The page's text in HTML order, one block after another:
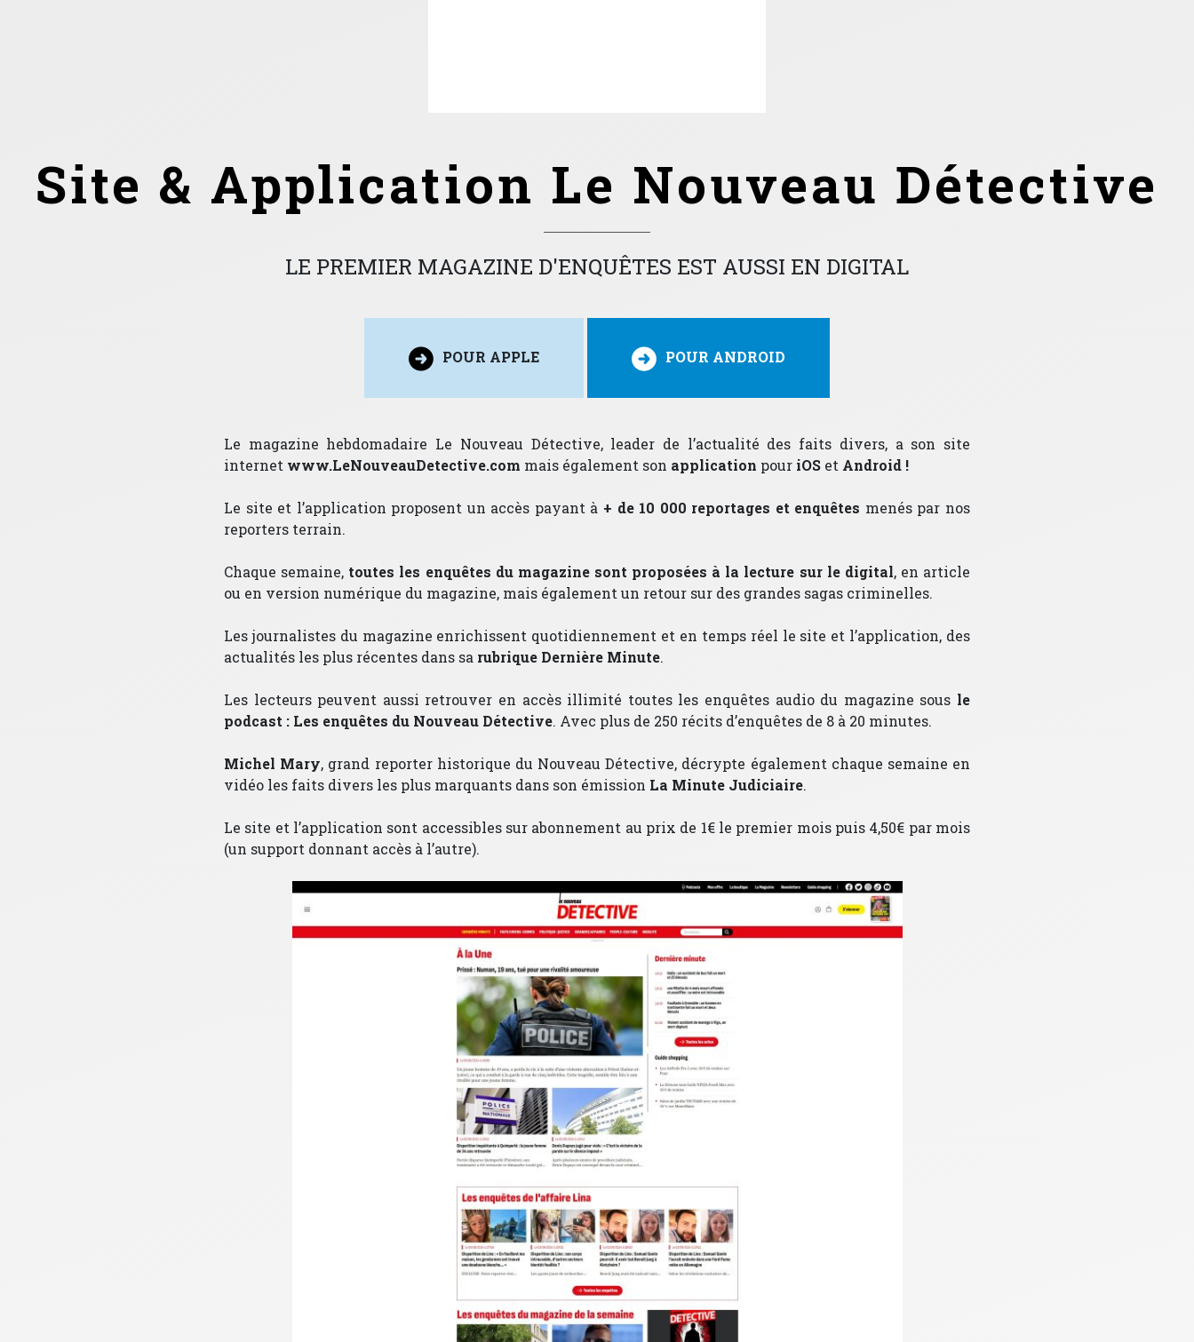
Site & Application Le Nouveau Détective
LE PREMIER MAGAZINE D'ENQUÊTES EST AUSSI EN DIGITAL
POUR APPLE POUR ANDROID
Le magazine hebdomadaire Le Nouveau Détective, leader de l’actualité des faits divers, a son site
internet www.LeNouveauDetective.com mais également son application pour iOS et Android !
Le site et l’application proposent un accès payant à + de 10 000 reportages et enquêtes menés par nos
reporters terrain.
Chaque semaine, toutes les enquêtes du magazine sont proposées à la lecture sur le digital, en article
ou en version numérique du magazine, mais également un retour sur des grandes sagas criminelles.
Les journalistes du magazine enrichissent quotidiennement et en temps réel le site et l’application, des
actualités les plus récentes dans sa rubrique Dernière Minute.
Les lecteurs peuvent aussi retrouver en accès illimité toutes les enquêtes audio du magazine sous le
podcast : Les enquêtes du Nouveau Détective. Avec plus de 250 récits d’enquêtes de 8 à 20 minutes.
Michel Mary, grand reporter historique du Nouveau Détective, décrypte également chaque semaine en
vidéo les faits divers les plus marquants dans son émission La Minute Judiciaire.
Le site et l’application sont accessibles sur abonnement au prix de 1€ le premier mois puis 4,50€ par mois
(un support donnant accès à l’autre).